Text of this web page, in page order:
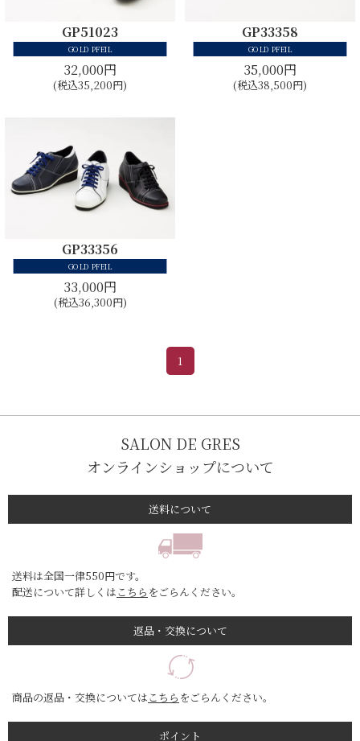
GP51023
GOLD PFEIL
32,000円
(税込35,200円)
GP33358
GOLD PFEIL
35,000円
(税込38,500円)
GP33356
GOLD PFEIL
33,000円
(税込36,300円)
1
SALON DE GRES
オンラインショップについて
送料について
送料は全国一律550円です。
配送について詳しくはこちら をごらんください。
返品・交換について
商品の返品・交換についてはこちら をごらんください。
ポイント